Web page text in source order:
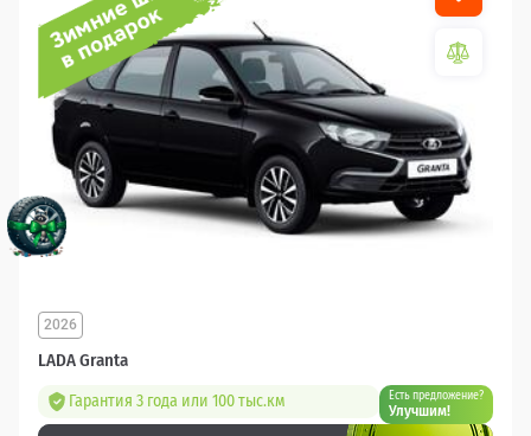
LADA Granta
2026
Гарантия 3 года или 100 тыс.км Есть предложение?
Улучшим!